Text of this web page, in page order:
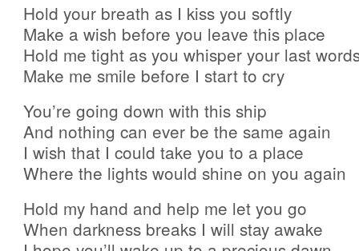
Hold your breath as I kiss you softly
Make a wish before you leave this place
Hold me tight as you whisper your last
Make me smile before I start to cry
You’re going down with this ship
And nothing can ever be the same again
I wish that I could take you to a place
Where the lights would shine on you again
Hold my hand and help me let you go
When darkness breaks I will stay awake